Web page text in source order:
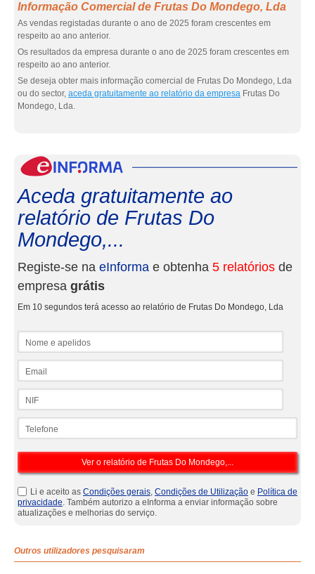
Informação Comercial de Frutas Do Mondego, Lda
As vendas registadas durante o ano de 2025 foram crescentes em
respeito ao ano anterior.
Os resultados da empresa durante o ano de 2025 foram crescentes em
respeito ao ano anterior.
Se deseja obter mais informação comercial de Frutas Do Mondego, Lda
ou do sector, aceda gratuitamente ao relatório da empresa Frutas Do
Mondego, Lda.
Aceda gratuitamente ao
relatório de Frutas Do
Mondego,...
Registe-se na eInforma e obtenha 5 relatórios de
empresa grátis
Em 10 segundos terá acesso ao relatório de Frutas Do Mondego, Lda
Li e aceito as Condições gerais, Condições de Utilização e Política de
privacidade. Também autorizo a eInforma a enviar informação sobre
atualizações e melhorias do serviço.
Outros utilizadores pesquisaram